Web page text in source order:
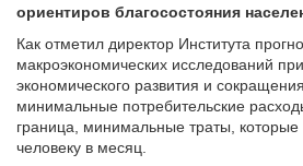
ориентиров благосостояния
Как отметил директор Института
макроэкономических исследований
экономического развития и
минимальные потребительские
граница, минимальные траты,
человеку в месяц.